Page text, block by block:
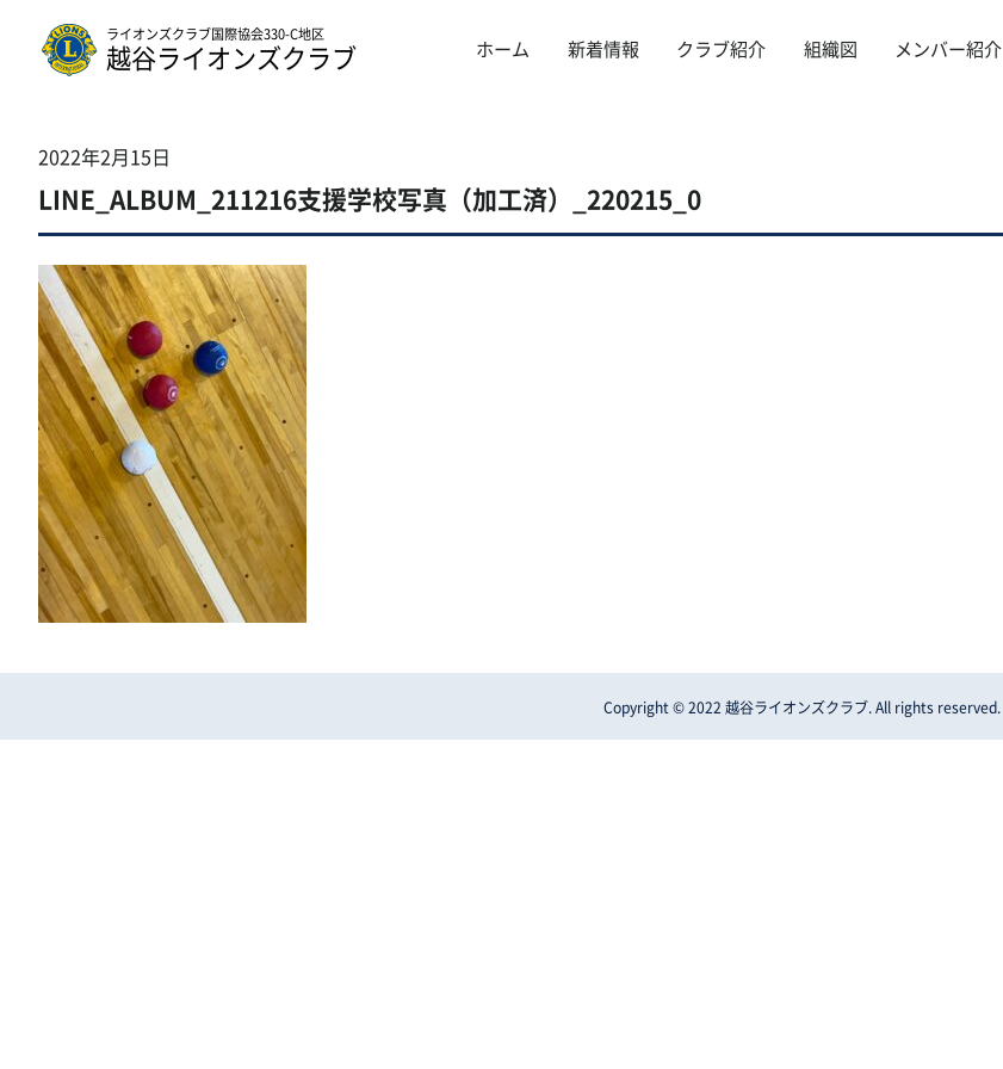
ライオンズクラブ国際協会330-C地区
越谷ライオンズクラブ ホーム 新着情報 クラブ紹介 組織図 メンバー紹介
2022年2月15日
LINE_ALBUM_211216支援学校写真（加工済）_220215_0
Copyright © 2022 越谷ライオンズクラブ. All rights reserved.